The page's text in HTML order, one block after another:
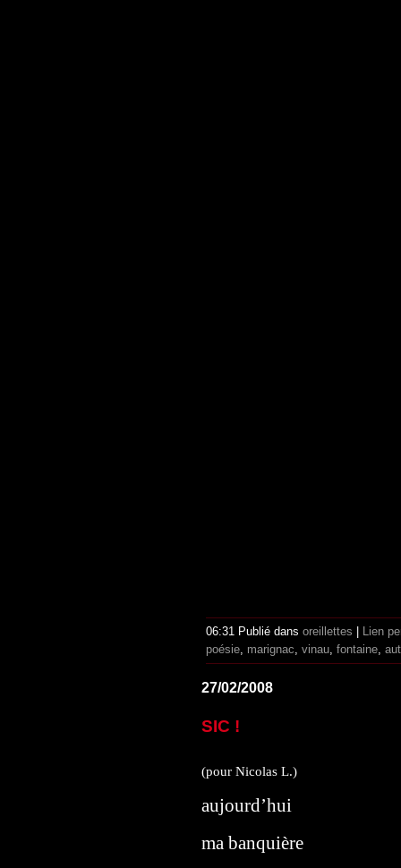
06:31 Publié dans oreillettes
Lien
poésie marignac vinau fontaine
27/02/2008
SIC !
(pour Nicolas L.)
aujourd’hui
ma banquière